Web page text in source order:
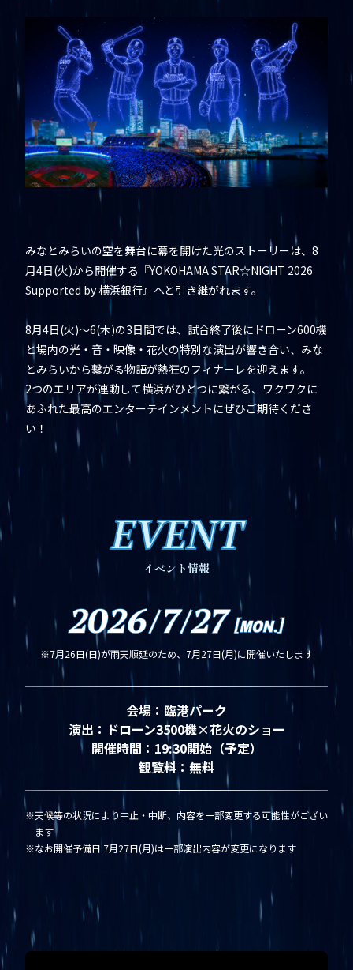
NEWS
みなとみらいの空を舞台に幕を開けた光のストーリーは、8
月4日(火)から開催する『YOKOHAMA STAR☆NIGHT 2026
Supported by 横浜銀行』へと引き継がれます。
8月4日(火)～6(木)の3日間では、試合終了後にドローン600機
と場内の光・音・映像・花火の特別な演出が響き合い、みな
とみらいから繋がる物語が熱狂のフィナーレを迎えます。
2つのエリアが連動して横浜がひとつに繋がる、ワクワクに
あふれた最高のエンターテインメントにぜひご期待くださ
い！
EVENT
イベント情報
※7月26日(日)が雨天順延のため、7月27日(月)に開催いたします
会場： 臨港パーク
演出： ドローン3500機×花火のショー
開催時間： 19:30開始（予定）
観覧料： 無料
天候等の状況により中止・中断、内容を一部変更する可能性がござい
ます
なお開催予備日 7月27日(月)は一部演出内容が変更になります